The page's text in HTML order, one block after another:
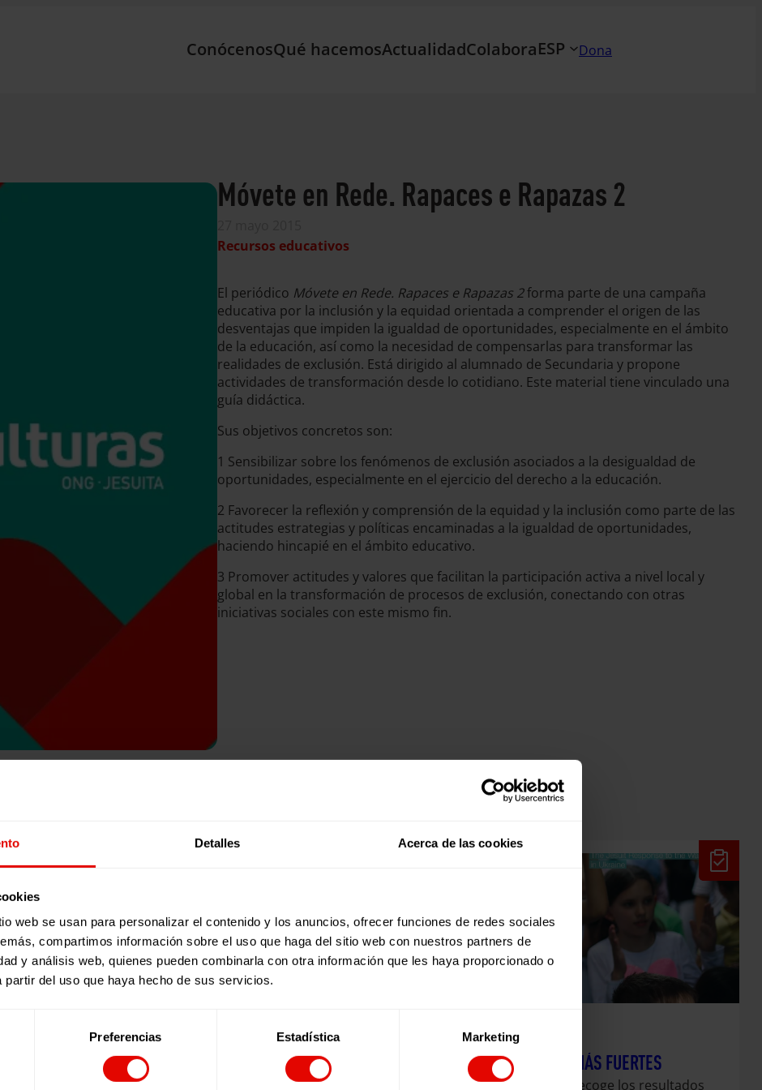
Detalles Acerca de las cookies
web se usan para personalizar el contenido y los anuncios, ofrecer funciones de redes sociales
compartimos información sobre el uso que haga del sitio web con nuestros partners de
y análisis web, quienes pueden combinarla con otra información que les haya proporcionado o
partir del uso que haya hecho de sus servicios.
Preferencias Estadística Marketing
ConócenosQué hacemosActualidadColaboraESP Dona
Móvete en Rede. Rapaces e Rapazas 2
Recursos educativos
El periódico Móvete en Rede. Rapaces e Rapazas 2forma parte de una campaña
educativa por la inclusión y la equidad orientada a comprender el origen de las
desventajas que impiden la igualdad de oportunidades, especialmente en el ámbito
de la educación, así como la necesidad de compensarlas para transformar las
realidades de exclusión. Está dirigido al alumnado de Secundaria y propone
actividades de transformación desde lo cotidiano. Este material tiene vinculado una
guía didáctica.
Sus objetivos concretos son:
1 Sensibilizar sobre los fenómenos de exclusión asociados a la desigualdad de
oportunidades, especialmente en el ejercicio del derecho a la educación.
2 Favorecer la reflexión y comprensión de la equidad y la inclusión como parte de las
actitudes estrategias y políticas encaminadas a la igualdad de oportunidades,
haciendo hincapié en el ámbito educativo.
3 Promover actitudes y valores que facilitan la participación activa a nivel local y
global en la transformación de procesos de exclusión, conectando con otras
iniciativas sociales con este mismo fin.
Revista trimestral
REVISTA TRIMESTRAL Nº 101
En este número de la revista de
Evaluaciones
JUNTAS SOMOS MÁS FUERTES
Esta publicación recoge los resultados